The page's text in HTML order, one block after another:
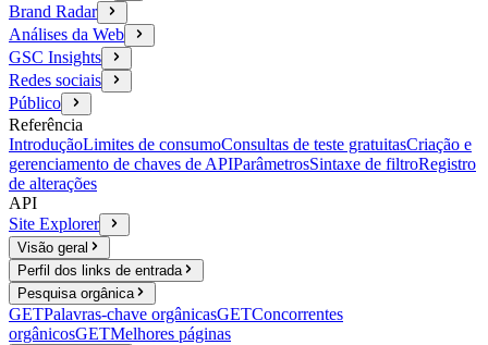
Brand Radar
Análises da Web
GSC Insights
Redes sociais
Público
Referência
IntroduçãoLimites de consumoConsultas de teste gratuitasCriação e
gerenciamento de chaves de APIParâmetrosSintaxe de filtroRegistro
de alterações
API
Site Explorer
Visão geral
Perfil dos links de entrada
Pesquisa orgânica
GETPalavras-chave orgânicasGETConcorrentes
orgânicosGETMelhores páginas